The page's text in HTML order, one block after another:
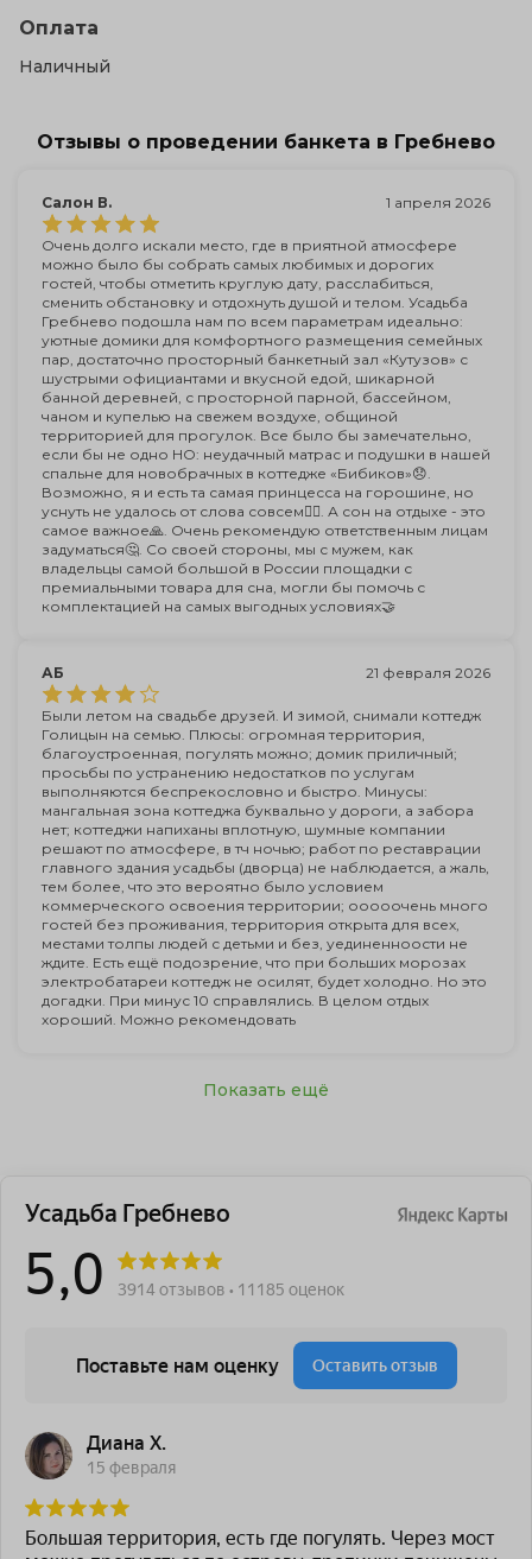
Оплата
Наличный
Отзывы о проведении банкета в Гребнево
Салон В. 1 апреля 2026
Очень долго искали место, где в приятной атмосфере
можно было бы собрать самых любимых и дорогих
гостей, чтобы отметить круглую дату, расслабиться,
сменить обстановку и отдохнуть душой и телом. Усадьба
Гребнево подошла нам по всем параметрам идеально:
уютные домики для комфортного размещения семейных
пар, достаточно просторный банкетный зал «Кутузов» с
шустрыми официантами и вкусной едой, шикарной
банной деревней, с просторной парной, бассейном,
чаном и купелью на свежем воздухе, общиной
территорией для прогулок. Все было бы замечательно,
если бы не одно НО: неудачный матрас и подушки в нашей
спальне для новобрачных в коттедже «Бибиков»😞.
Возможно, я и есть та самая принцесса на горошине, но
уснуть не удалось от слова совсем🤷‍♀️. А сон на отдыхе - это
самое важное🙏. Очень рекомендую ответственным лицам
задуматься🤔. Со своей стороны, мы с мужем, как
владельцы самой большой в России площадки с
премиальными товара для сна, могли бы помочь с
комплектацией на самых выгодных условиях🤝
АБ 21 февраля 2026
Были летом на свадьбе друзей. И зимой, снимали коттедж
Голицын на семью. Плюсы: огромная территория,
благоустроенная, погулять можно; домик приличный;
просьбы по устранению недостатков по услугам
выполняются беспрекословно и быстро. Минусы:
мангальная зона коттеджа буквально у дороги, а забора
нет; коттеджи напиханы вплотную, шумные компании
решают по атмосфере, в тч ночью; работ по реставрации
главного здания усадьбы (дворца) не наблюдается, а жаль,
тем более, что это вероятно было условием
коммерческого освоения территории; ооооочень много
гостей без проживания, территория открыта для всех,
местами толпы людей с детьми и без, уединенноости не
ждите. Есть ещё подозрение, что при больших морозах
электробатареи коттедж не осилят, будет холодно. Но это
догадки. При минус 10 справлялись. В целом отдых
хороший. Можно рекомендовать
Показать ещё